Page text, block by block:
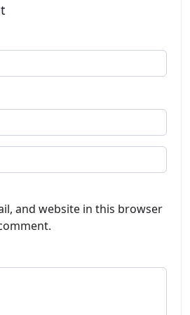
and website in this browser